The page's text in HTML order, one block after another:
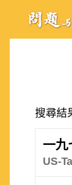
搜尋結
一九
US-